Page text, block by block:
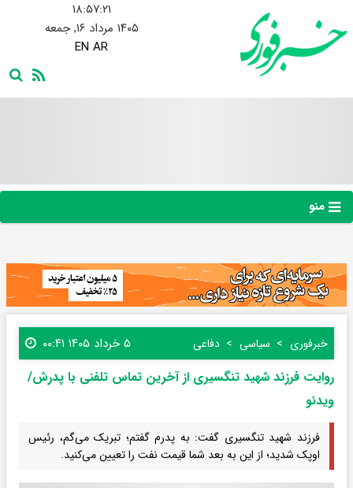
۱۸:۵۷:۲۲
۱۴۰۵ مرداد ۱۶, جمعه
EN AR
منو
خبرفوری سیاسی دفاعی ۵ خرداد ۱۴۰۵ ۰۰:۴۱
روایت فرزند شهید تنگسیری از آخرین تماس تلفنی با پدرش/
ویدئو
فرزند شهید تنگسیری گفت: به پدرم گفتم؛ تبریک می‌گم، رئیس
اوپک شدید؛ از این به بعد شما قیمت نفت را تعیین می‌کنید.